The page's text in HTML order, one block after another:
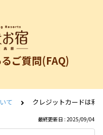
ご質問(FAQ)
て クレジットカードは利
最終更新日 : 2025/09/04